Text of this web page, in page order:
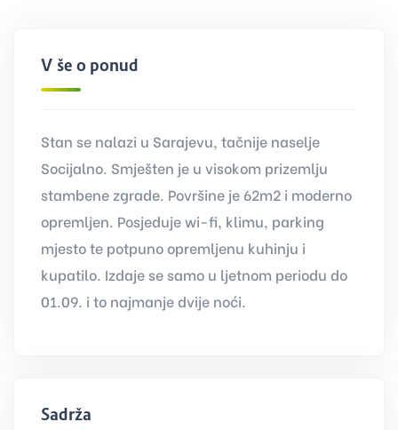
Više o ponudi
Stan se nalazi u Sarajevu, tačnije naselje
Socijalno. Smješten je u visokom prizemlju
stambene zgrade. Površine je 62m2 i moderno
opremljen. Posjeduje wi-fi, klimu, parking
mjesto te potpuno opremljenu kuhinju i
kupatilo. Izdaje se samo u ljetnom periodu do
01.09. i to najmanje dvije noći.
Sadržaj